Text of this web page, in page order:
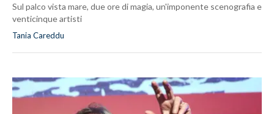
Sul palco vista mare, due ore di magia, un'imponente scenografia e
venticinque artisti
Tania Careddu